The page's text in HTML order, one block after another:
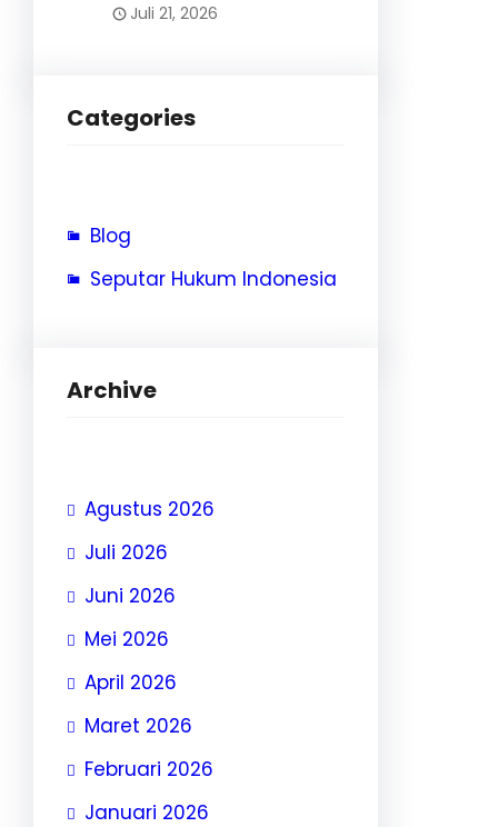
Juli 21, 2026
Categories
Blog
Seputar Hukum Indonesia
Archive
Agustus 2026
Juli 2026
Juni 2026
Mei 2026
April 2026
Maret 2026
Februari 2026
Januari 2026